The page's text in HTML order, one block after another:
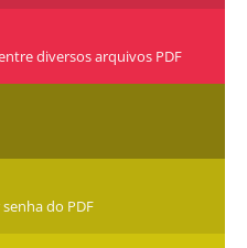
diversos arquivos PDF
do PDF